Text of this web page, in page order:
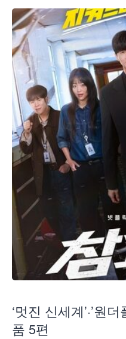
‘멋진 신세계’·’원
품 5편